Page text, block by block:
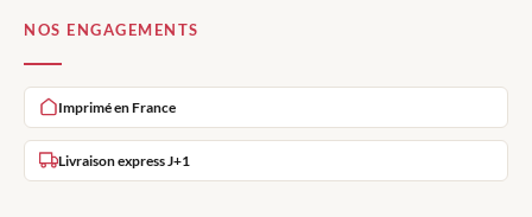
NOS ENGAGEMENTS
Imprimé en France
Livraison express J+1